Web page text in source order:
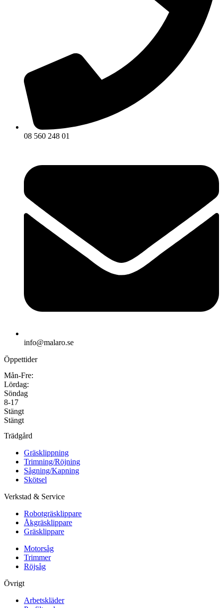
08 560 248 01
info@malaro.se
Öppettider
Mån-Fre:
Lördag:
Söndag
8-17
Stängt
Stängt
Trädgård
Gräsklippning
Trimning/Röjning
Sågning/Kapning
Skötsel
Verkstad & Service
Robotgräsklippare
Åkgräsklippare
Gräsklippare
Motorsåg
Trimmer
Röjsåg
Övrigt
Arbetskläder